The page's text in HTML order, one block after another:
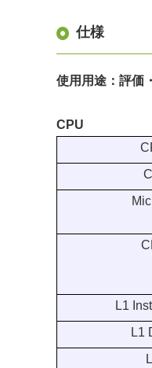
仕様
使用用途：評価
CPU
L1
L1